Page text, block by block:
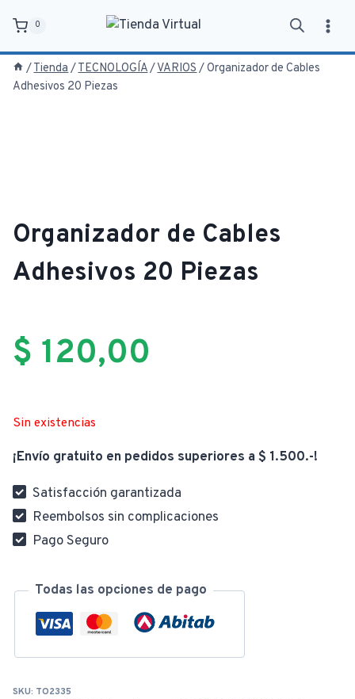
contenido
0
/Tienda /TECNOLOGÍA/VARIOS /Organizador de Cables
Adhesivos 20 Piezas
Organizador de Cables
Adhesivos 20 Piezas
$ 120,00
Sin existencias
¡Envío gratuito en pedidos superiores a $ 1.500.-!
Satisfacción garantizada
Reembolsos sin complicaciones
Pago Seguro
Todas las opciones de pago
SKU: TO2335